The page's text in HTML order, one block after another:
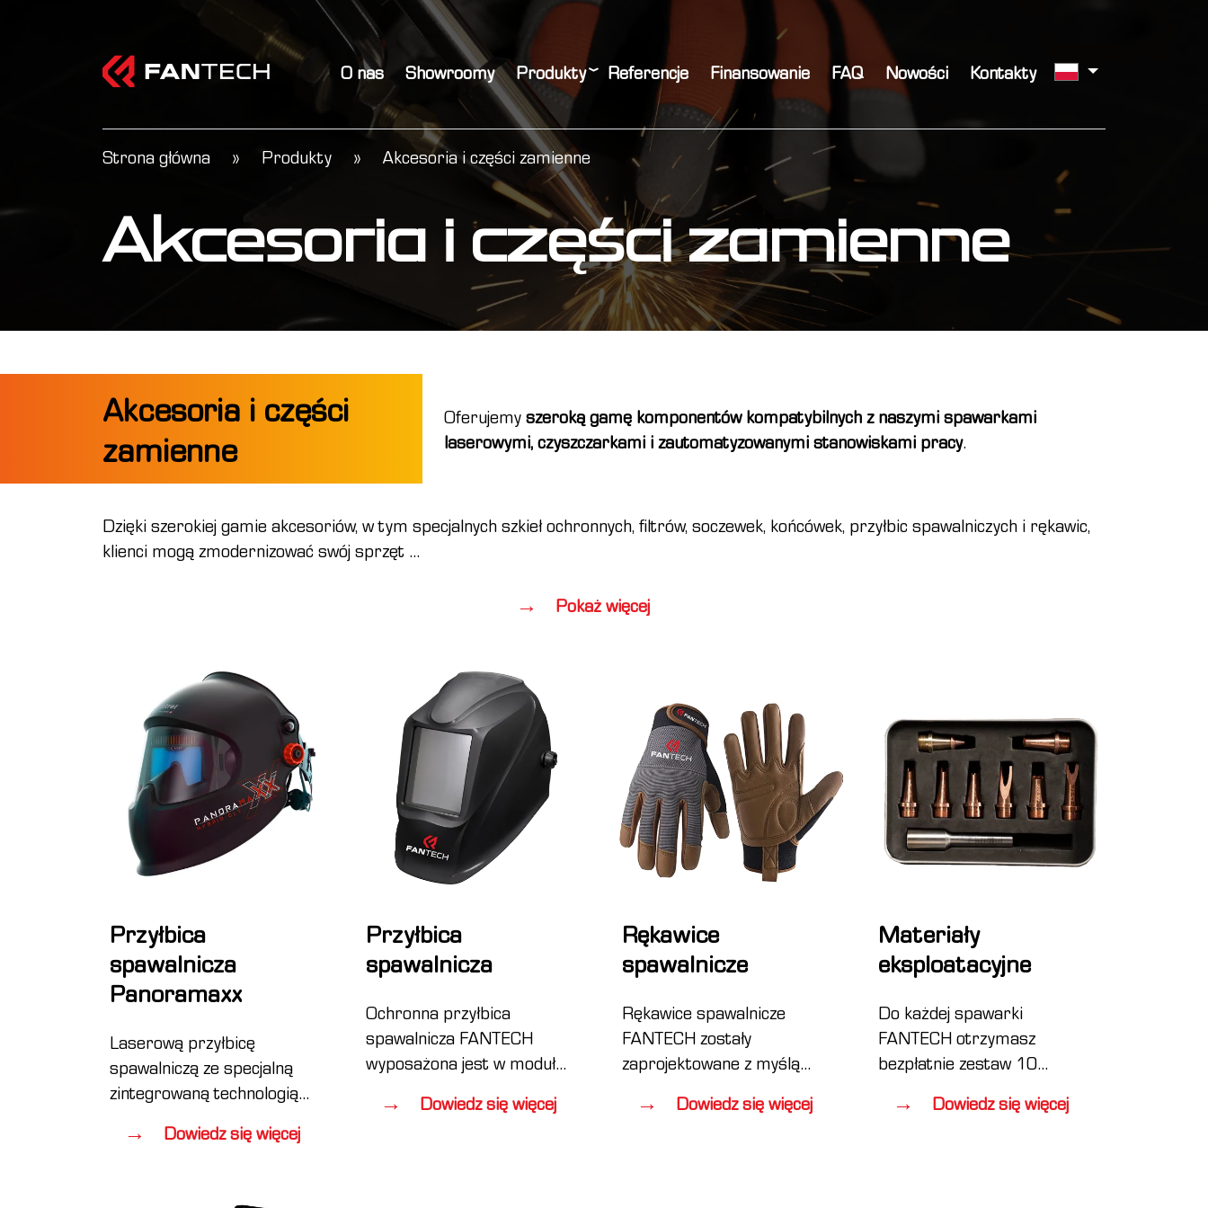
O nas Showroomy Produkty Referencje Finansowanie FAQ Nowości Kontakty
Strona główna » Produkty » Akcesoria i części zamienne
Akcesoria i części zamienne
Akcesoria i części
zamienne
Oferujemy szeroką gamę komponentów kompatybilnych z naszymi spawarkami
laserowymi, czyszczarkami i zautomatyzowanymi stanowiskami pracy.
Dzięki szerokiej gamie akcesoriów, w tym specjalnych szkieł ochronnych, filtrów, soczewek, końcówek, przyłbic spawalniczych i rękawic,
klienci mogą zmodernizować swój sprzęt ...
Pokaż więcej
Przyłbica
spawalnicza
Panoramaxx
Laserową przyłbicę
spawalniczą ze specjalną
zintegrowaną technologią
wykorzystywać nie tylko
Dowiedz się więcej
Przyłbica
spawalnicza
Ochronna przyłbica
spawalnicza FANTECH
wyposażona jest w moduł
umożliwia dostosowanie
Dowiedz się więcej
Rękawice
spawalnicze
Rękawice spawalnicze
FANTECH zostały
zaprojektowane z myślą
i komforcie podczas
Dowiedz się więcej
Materiały
eksploatacyjne
Do każdej spawarki
FANTECH otrzymasz
bezpłatnie zestaw 10
Terminowa wymiana
Dowiedz się więcej